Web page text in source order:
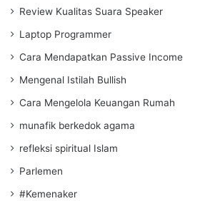
Review Kualitas Suara Speaker
Laptop Programmer
Cara Mendapatkan Passive Income
Mengenal Istilah Bullish
Cara Mengelola Keuangan Rumah
munafik berkedok agama
refleksi spiritual Islam
Parlemen
#Kemenaker